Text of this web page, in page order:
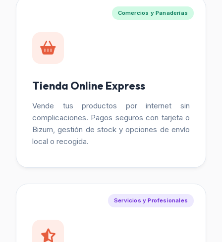
Comercios y Panaderías
Tienda Online Express
Vende tus productos por internet sin
complicaciones. Pagos seguros con tarjeta o
Bizum, gestión de stock y opciones de envío
local o recogida.
Servicios y Profesionales